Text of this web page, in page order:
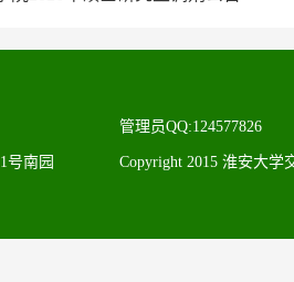
号南园
管理员QQ:124577826
Copyright 2015 淮安大学